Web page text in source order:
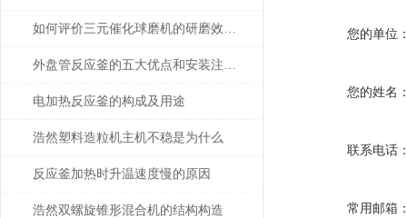
如何评价三元催化球磨机的研磨效果？
外盘管反应釜的五大优点和安装注意事项是什么？
电加热反应釜的构成及用途
浩然塑料造粒机主机不稳是为什么
反应釜加热时升温速度慢的原因
浩然双螺旋锥形混合机的结构构造
您的单位
您的姓名
联系电话
常用邮箱